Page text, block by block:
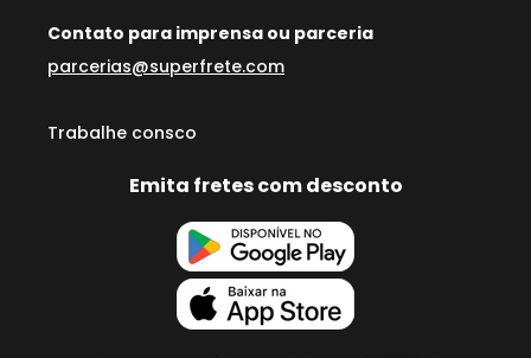
Contato para imprensa ou parceria
parcerias@superfrete.com
Trabalhe consco
Emita fretes com desconto